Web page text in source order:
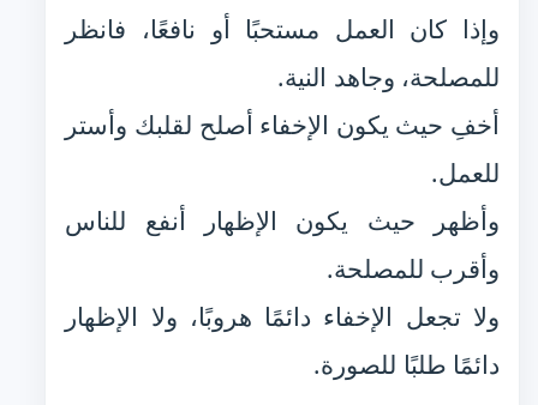
وإذا كان العمل مستحبًا أو نافعًا، فانظر
للمصلحة، وجاهد النية.
أخفِ حيث يكون الإخفاء أصلح لقلبك وأستر
للعمل.
وأظهر حيث يكون الإظهار أنفع للناس
وأقرب للمصلحة.
ولا تجعل الإخفاء دائمًا هروبًا، ولا الإظهار
دائمًا طلبًا للصورة.